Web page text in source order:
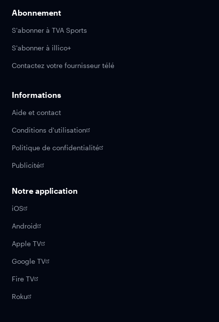
Abonnement
S'abonner à TVA Sports
S'abonner à illico+
Contactez votre fournisseur télé
Informations
Aide et contact
Conditions d'utilisation
Politique de confidentialité
Publicité
Notre application
iOS
Android
Apple TV
Google TV
Fire TV
Roku